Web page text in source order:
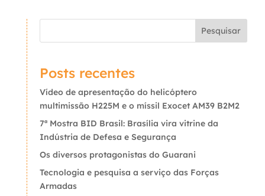
Pesquisar
Posts recentes
Vídeo de apresentação do helicóptero
multimissão H225M e o míssil Exocet AM39 B2M2
7ª Mostra BID Brasil: Brasília vira vitrine da
Indústria de Defesa e Segurança
Os diversos protagonistas do Guarani
Tecnologia e pesquisa a serviço das Forças
Armadas